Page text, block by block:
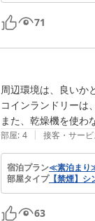
71
周辺環境は、良いか
コインランドリーは
また、乾燥機を使わ
部屋: 4 | 接客・サービ
宿泊プラン≪素泊まり
部屋タイプ【禁煙】シ
63